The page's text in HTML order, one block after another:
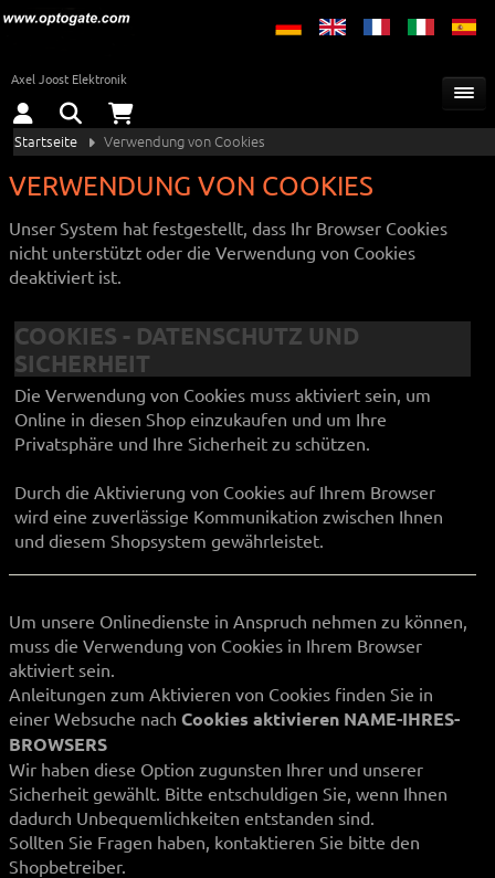
Axel Joost Elektronik
Startseite Verwendung von Cookies
VERWENDUNG VON COOKIES
Unser System hat festgestellt, dass Ihr Browser Cookies
nicht unterstützt oder die Verwendung von Cookies
deaktiviert ist.
COOKIES - DATENSCHUTZ UND
SICHERHEIT
Die Verwendung von Cookies muss aktiviert sein, um
Online in diesen Shop einzukaufen und um Ihre
Privatsphäre und Ihre Sicherheit zu schützen.
Durch die Aktivierung von Cookies auf Ihrem Browser
wird eine zuverlässige Kommunikation zwischen Ihnen
und diesem Shopsystem gewährleistet.
Um unsere Onlinedienste in Anspruch nehmen zu können,
muss die Verwendung von Cookies in Ihrem Browser
aktiviert sein.
Anleitungen zum Aktivieren von Cookies finden Sie in
einer Websuche nach Cookies aktivieren NAME-IHRES-
BROWSERS
Wir haben diese Option zugunsten Ihrer und unserer
Sicherheit gewählt. Bitte entschuldigen Sie, wenn Ihnen
dadurch Unbequemlichkeiten entstanden sind.
Sollten Sie Fragen haben, kontaktieren Sie bitte den
Shopbetreiber.